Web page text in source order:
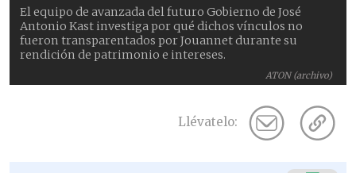
ATON (archivo)
El equipo de avanzada del futuro Gobierno de José
Antonio Kast investiga por qué dichos vínculos no
fueron transparentados por Jouannet durante su
rendición de patrimonio e intereses.
Llévatelo: